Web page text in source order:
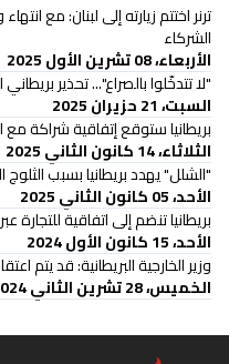
ترنر اختتم زيارته إلى لبنان: مع
الشركاء
الأربعاء، 08 تشرين الأول 2025
"لا تتدخّلوا بالصراع"... تحذير بريطاني
السبت، 21 حزيران 2025
بريطانيا ستوقع إتفاقية شراكة
الثلاثاء، 14 كانون الثاني 2025
"الشلل" يهدد بريطانيا بسبب الثلوج
الأحد، 05 كانون الثاني 2025
بريطانيا تنضم إلى اتفاقية للتجارة
الأحد، 15 كانون الأول 2024
وزير الخارجية البريطانية: قد يتم
الخميس، 28 تشرين الثاني 2024